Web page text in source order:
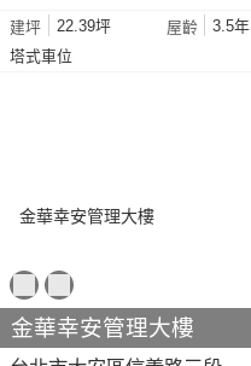
建坪 22.39坪 屋齡 3.5年
塔式車位
金華幸安管理大樓